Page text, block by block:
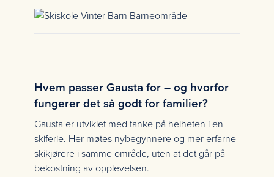
Hvem passer Gausta for – og hvorfor
fungerer det så godt for familier?
Gausta er utviklet med tanke på helheten i en
skiferie. Her møtes nybegynnere og mer erfarne
skikjørere i samme område, uten at det går på
bekostning av opplevelsen.